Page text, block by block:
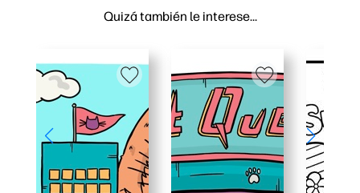
Quizá también le interese…